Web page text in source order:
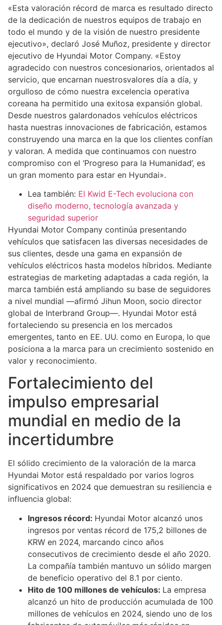
«Esta valoración récord de marca es resultado directo
de la dedicación de nuestros equipos de trabajo en
todo el mundo y de la visión de nuestro presidente
ejecutivo», declaró José Muñoz, presidente y director
ejecutivo de Hyundai Motor Company. «Estoy
agradecido con nuestros concesionarios, orientados al
servicio, que encarnan nuestrosvalores día a día, y
orgulloso de cómo nuestra excelencia operativa
coreana ha permitido una exitosa expansión global.
Desde nuestros galardonados vehículos eléctricos
hasta nuestras innovaciones de fabricación, estamos
construyendo una marca en la que los clientes confían
y valoran. A medida que continuamos con nuestro
compromiso con el ‘Progreso para la Humanidad’, es
un gran momento para estar en Hyundai».
Lea también: El Kwid E-Tech evoluciona con
diseño moderno, tecnología avanzada y
seguridad superior
Hyundai Motor Company continúa presentando
vehículos que satisfacen las diversas necesidades de
sus clientes, desde una gama en expansión de
vehículos eléctricos hasta modelos híbridos. Mediante
estrategias de marketing adaptadas a cada región, la
marca también está ampliando su base de seguidores
a nivel mundial —afirmó Jihun Moon, socio director
global de Interbrand Group—. Hyundai Motor está
fortaleciendo su presencia en los mercados
emergentes, tanto en EE. UU. como en Europa, lo que
posiciona a la marca para un crecimiento sostenido en
valor y reconocimiento.
Fortalecimiento del
impulso empresarial
mundial en medio de la
incertidumbre
El sólido crecimiento de la valoración de la marca
Hyundai Motor está respaldado por varios logros
significativos en 2024 que demuestran su resiliencia e
influencia global:
Ingresos récord: Hyundai Motor alcanzó unos
ingresos por ventas récord de 175,2 billones de
KRW en 2024, marcando cinco años
consecutivos de crecimiento desde el año 2020.
La compañía también mantuvo un sólido margen
de beneficio operativo del 8.1 por ciento.
Hito de 100 millones de vehículos: La empresa
alcanzó un hito de producción acumulada de 100
millones de vehículos en 2024, siendo uno de los